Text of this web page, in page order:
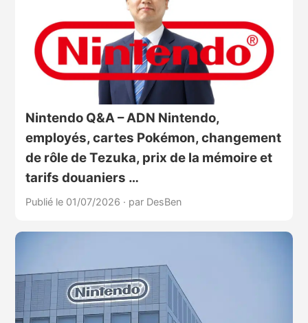
Nintendo Q&A – ADN Nintendo,
employés, cartes Pokémon, changement
de rôle de Tezuka, prix de la mémoire et
tarifs douaniers …
Publié le 01/07/2026 · par DesBen